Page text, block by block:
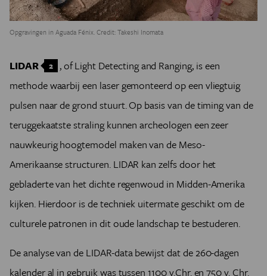
Opgravingen in Aguada Fénix. Credit: Takeshi Inomata
LIDAR 2
, of Light Detecting and Ranging, is een
methode waarbij een laser gemonteerd op een vliegtuig
pulsen naar de grond stuurt. Op basis van de timing van de
teruggekaatste straling kunnen archeologen een zeer
nauwkeurig hoogtemodel maken van de Meso-
Amerikaanse structuren. LIDAR kan zelfs door het
gebladerte van het dichte regenwoud in Midden-Amerika
kijken. Hierdoor is de techniek uitermate geschikt om de
culturele patronen in dit oude landschap te bestuderen.
De analyse van de LIDAR-data bewijst dat de 260-dagen
kalender al in gebruik was tussen 1100 v.Chr. en 750 v. Chr.